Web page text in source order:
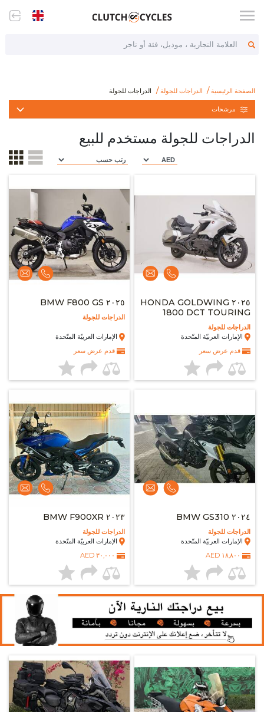
العلامة التجارية ، موديل، فئة أو تاجر
الصفحة الرئيسية الدراجات للجولة ar/bikes/touring-bikes/touring-bikes
الدراجات للجولة
الدراجات للجولة
مرشحات
الدراجات للجولة مستخدم للبيع
٢٠٢٥ HONDA GOLDWING
1800 DCT TOURING
الدراجات للجولة
الإمارات العربيّة المتّحدة
قدم عرض سعر
٢٠٢٥ BMW F800 GS
الدراجات للجولة
الإمارات العربيّة المتّحدة
قدم عرض سعر
٢٠٢٤ BMW GS310
الدراجات للجولة
الإمارات العربيّة المتّحدة
١٨,٨٠٠ AED
٢٠٢٣ BMW F900XR
الدراجات للجولة
الإمارات العربيّة المتّحدة
٣٠,٠٠٠ AED